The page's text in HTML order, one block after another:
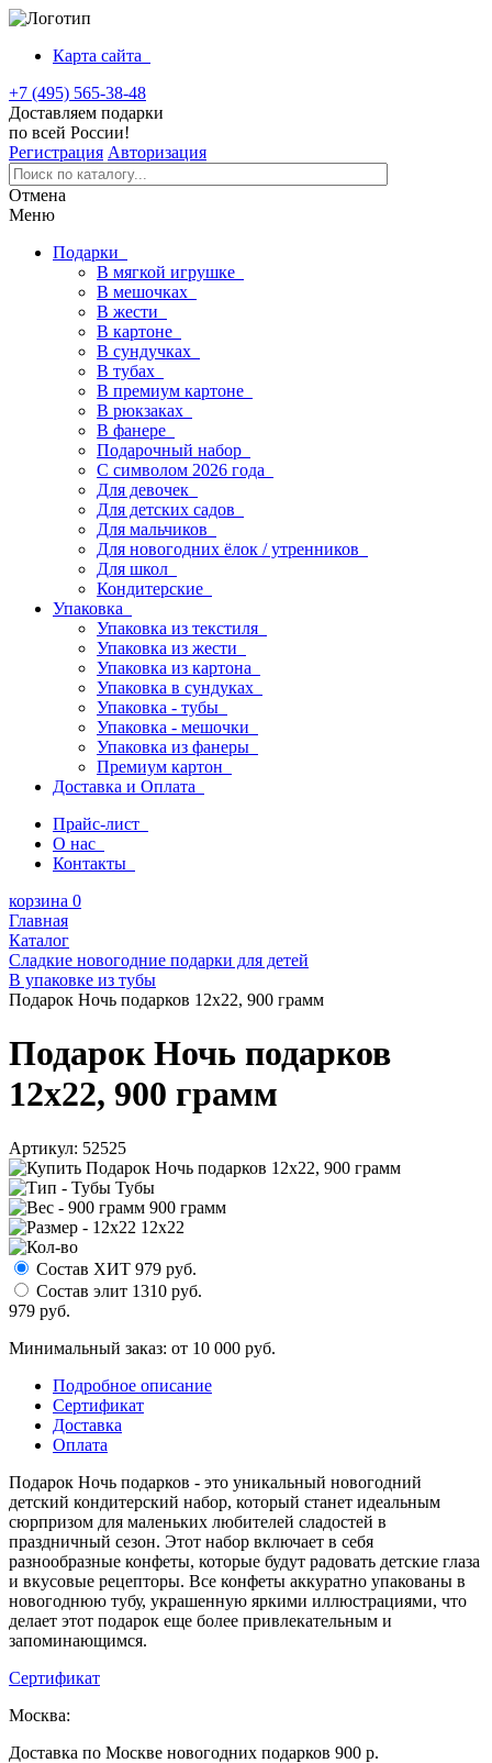
Карта сайта
+7 (495) 565-38-48
Доставляем подарки
по всей России!
Регистрация Авторизация
Отмена
Меню
Подарки
В мягкой игрушке
В мешочках
В жести
В картоне
В сундучках
В тубах
В премиум картоне
В рюкзаках
В фанере
Подарочный набор
С символом 2026 года
Для девочек
Для детских садов
Для мальчиков
Для новогодних ёлок / утренников
Для школ
Кондитерские
Упаковка
Упаковка из текстиля
Упаковка из жести
Упаковка из картона
Упаковка в сундуках
Упаковка - тубы
Упаковка - мешочки
Упаковка из фанеры
Премиум картон
Доставка и Оплата
Прайс-лист
О нас
Контакты
корзина 0
Главная
Каталог
Сладкие новогодние подарки для детей
В упаковке из тубы
Подарок Ночь подарков 12х22, 900 грамм
Подарок Ночь подарков
12х22, 900 грамм
Артикул: 52525
Тубы
900 грамм
12х22
Состав ХИТ 979 руб.
Состав элит 1310 руб.
979 руб.
Минимальный заказ: от 10 000 руб.
Подробное описание
Сертификат
Доставка
Оплата
Подарок Ночь подарков - это уникальный новогодний
детский кондитерский набор, который станет идеальным
сюрпризом для маленьких любителей сладостей в
праздничный сезон. Этот набор включает в себя
разнообразные конфеты, которые будут радовать детские глаза
и вкусовые рецепторы. Все конфеты аккуратно упакованы в
новогоднюю тубу, украшенную яркими иллюстрациями, что
делает этот подарок еще более привлекательным и
запоминающимся.
Сертификат
Москва:
Доставка по Москве новогодних подарков 900 р.